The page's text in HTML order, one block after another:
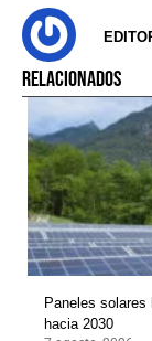
RELACIONADOS
Paneles
hacia 2030